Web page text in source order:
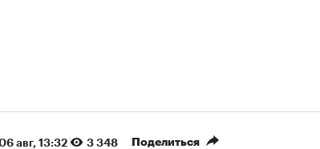
авг, 13:32 3 348 Поделиться